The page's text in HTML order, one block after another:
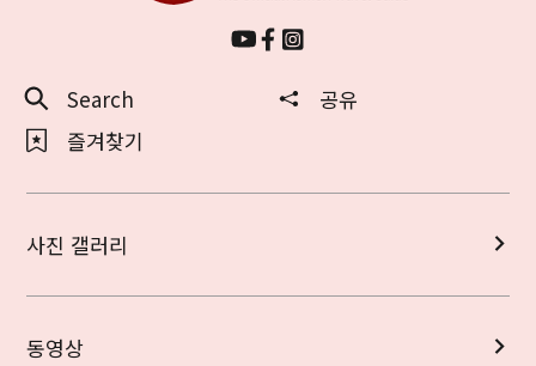
Search
공유
즐겨찾기
사진 갤러리
동영상